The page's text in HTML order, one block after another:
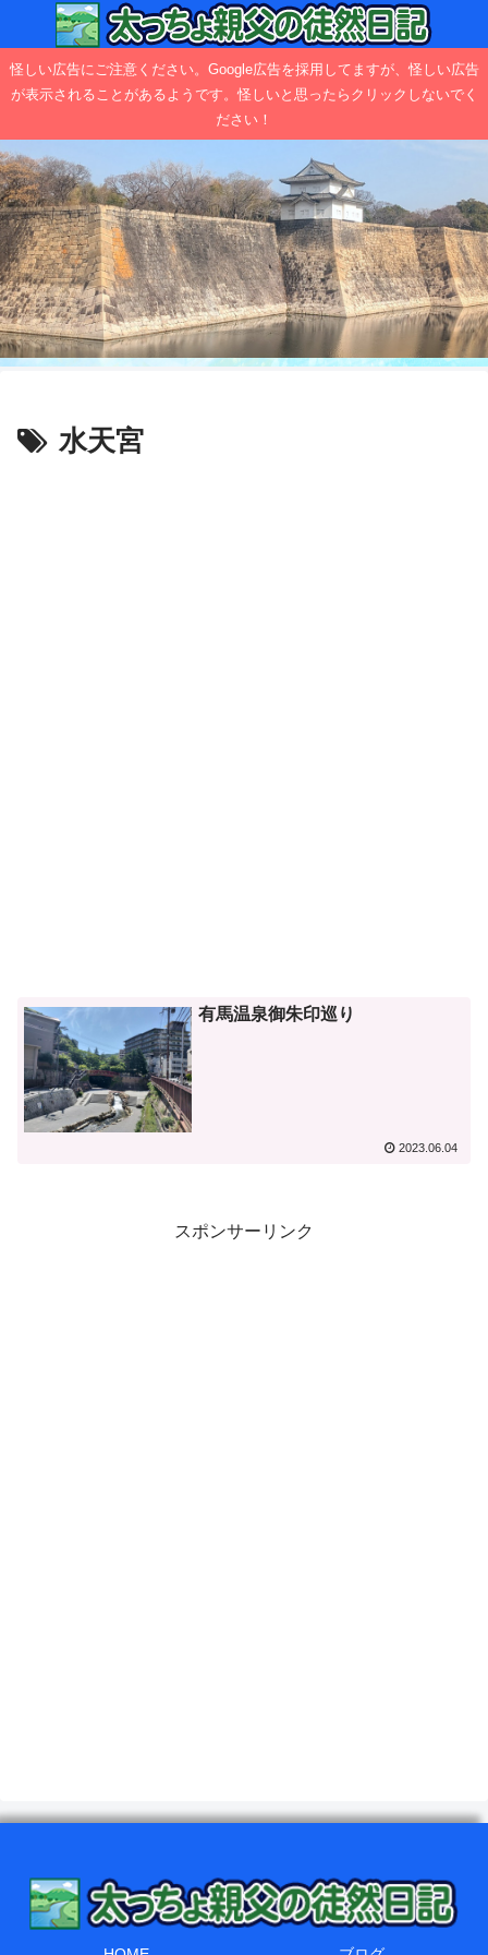
怪しい広告にご注意ください。Google広告を採用してますが、怪しい広告
が表示されることがあるようです。怪しいと思ったらクリックしないでく
ださい！
水天宮
有馬温泉御朱印巡り
2023.06.04
スポンサーリンク